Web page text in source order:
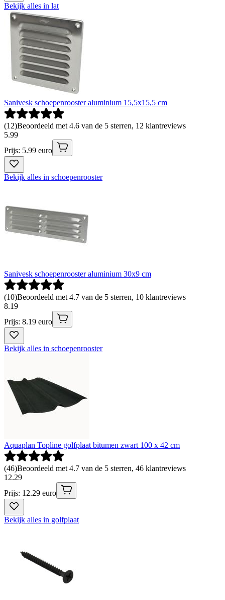
Bekijk alles in lat
Sanivesk schoepenrooster aluminium 15,5x15,5 cm
(12)Beoordeeld met 4.6 van de 5 sterren, 12 klantreviews
5.99
Prijs: 5.99 euro
Bekijk alles in schoepenrooster
Sanivesk schoepenrooster aluminium 30x9 cm
(10)Beoordeeld met 4.7 van de 5 sterren, 10 klantreviews
8.19
Prijs: 8.19 euro
Bekijk alles in schoepenrooster
Aquaplan Topline golfplaat bitumen zwart 100 x 42 cm
(46)Beoordeeld met 4.7 van de 5 sterren, 46 klantreviews
12.29
Prijs: 12.29 euro
Bekijk alles in golfplaat